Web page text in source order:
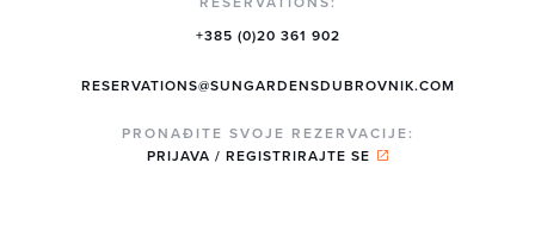
+385 (0)20 361 902
RESERVATIONS@SUNGARDENSDUBROVNIK.COM
PRONAĐITE SVOJE REZERVACIJE:
PRIJAVA / REGISTRIRAJTE SE